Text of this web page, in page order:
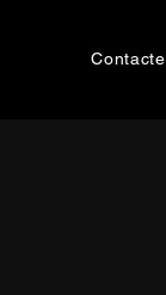
Contacte